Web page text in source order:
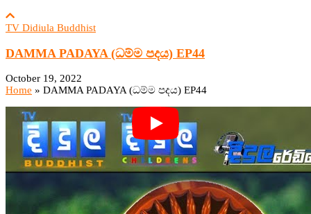
TV Didiula Buddhist
DAMMA PADAYA (ධම්ම පදය) EP44
October 19, 2022
Home » DAMMA PADAYA (ධම්ම පදය) EP44